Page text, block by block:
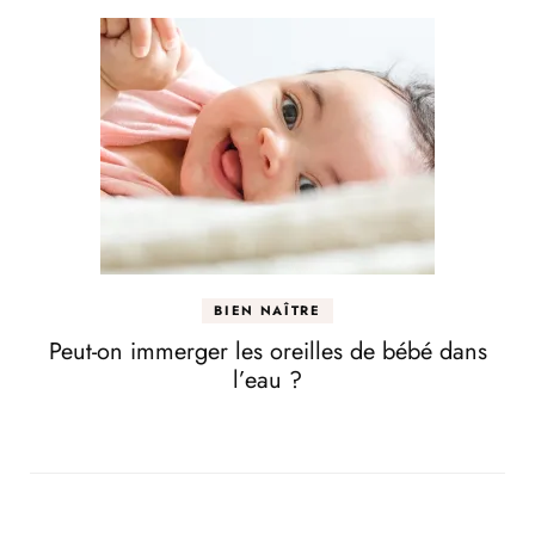
BIEN NAÎTRE
Peut-on immerger les oreilles de bébé dans
l’eau ?